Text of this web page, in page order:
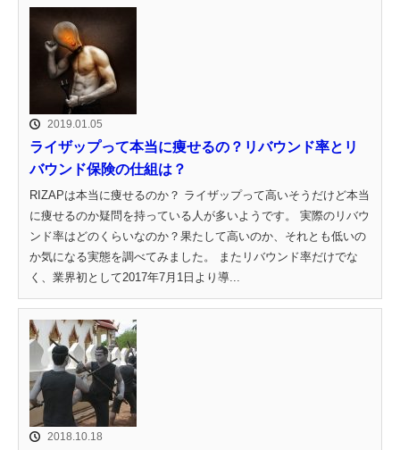
2019.01.05
ライザップって本当に痩せるの？リバウンド率とリ
バウンド保険の仕組は？
RIZAPは本当に痩せるのか？ ライザップって高いそうだけど本当
に痩せるのか疑問を持っている人が多いようです。 実際のリバウ
ンド率はどのくらいなのか？果たして高いのか、それとも低いの
か気になる実態を調べてみました。 またリバウンド率だけでな
く、業界初として2017年7月1日より導...
2018.10.18